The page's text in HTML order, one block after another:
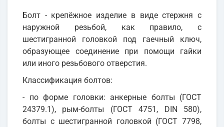
Болт - крепёжное изделие в виде стержня с
наружной резьбой, как правило, с
шестигранной головкой под гаечный ключ,
образующее соединение при помощи гайки
или иного резьбового отверстия.
Классификация болтов:
- по форме головки: анкерные болты (ГОСТ
24379.1), рым-болты (ГОСТ 4751, DIN 580),
болты с шестигранной головкой (ГОСТ 7798,